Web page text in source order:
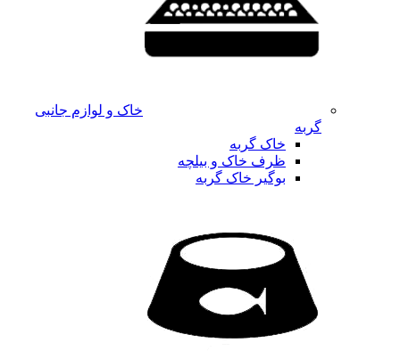
خاک و لوازم جانبی
گربه
خاک گربه
ظرف خاک و بیلچه
بوگیر خاک گربه